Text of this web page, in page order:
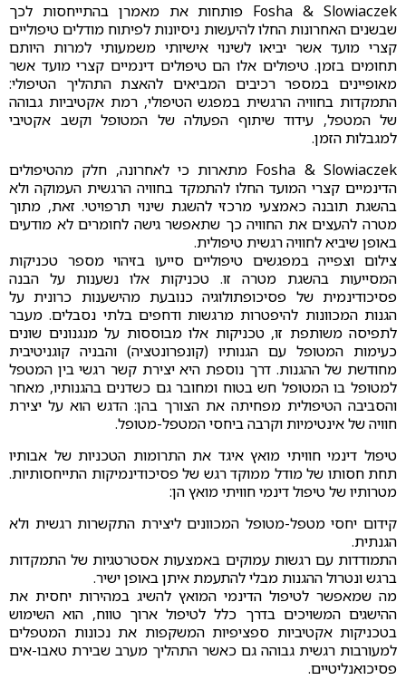
Fosha & Slowiaczek פותחות את מאמרן בהתייחסות לכך
שבשנים האחרונות החלו להיעשות ניסיונות לפיתוח מודלים טיפוליים
קצרי מועד אשר יביאו לשינוי אישיותי משמעותי למרות היותם
תחומים בזמן. טיפולים אלו הם טיפולים דינמיים קצרי מועד אשר
מאופיינים במספר רכיבים המביאים להאצת התהליך הטיפולי:
התמקדות בחוויה הרגשית במפגש הטיפולי, רמת אקטיביות גבוהה
של המטפל, עידוד שיתוף הפעולה של המטופל וקשב אקטיבי
למגבלות הזמן.
Fosha & Slowiaczek מתארות כי לאחרונה, חלק מהטיפולים
הדינמיים קצרי המועד החלו להתמקד בחוויה הרגשית העמוקה ולא
בהשגת תובנה כאמצעי מרכזי להשגת שינוי תרפויטי. זאת, מתוך
מטרה להעצים את החוויה כך שתאפשר גישה לחומרים לא מודעים
באופן שיביא לחוויה רגשית טיפולית.
צילום וצפייה במפגשים טיפוליים סייעו בזיהוי מספר טכניקות
המסייעות בהשגת מטרה זו. טכניקות אלו נשענות על הבנה
פסיכודינמית של פסיכופתולוגיה כנובעת מהישענות כרונית על
הגנות המכוונות להיפטרות מרגשות ודחפים בלתי נסבלים. מעבר
לתפיסה משותפת זו, טכניקות אלו מבוססות על מנגנונים שונים
כעימות המטופל עם הגנותיו (קונפרונטציה) והבניה קוגניטיבית
מחודשת של ההגנות. דרך נוספת היא יצירת קשר רגשי בין המטפל
למטופל בו המטופל חש בטוח ומחובר גם כשדנים בהגנותיו, מאחר
והסביבה הטיפולית מפחיתה את הצורך בהן: הדגש הוא על יצירת
חוויה של אינטימיות וקרבה ביחסי המטפל-מטופל.
טיפול דינמי חוויתי מואץ איגד את התרומות הטכניות של אבותיו
תחת חסותו של מודל ממוקד רגש של פסיכודינמיקות התייחסותיות.
מטרותיו של טיפול דינמי חוויתי מואץ הן:
קידום יחסי מטפל-מטופל המכוונים ליצירת התקשרות רגשית ולא
הגנתית.
התמודדות עם רגשות עמוקים באמצעות אסטרטגיות של התמקדות
ברגש ונטרול ההגנות מבלי להתעמת איתן באופן ישיר.
מה שמאפשר לטיפול הדינמי המואץ להשיג במהירות יחסית את
ההישגים המשויכים בדרך כלל לטיפול ארוך טווח, הוא השימוש
בטכניקות אקטיביות ספציפיות המשקפות את נכונות המטפלים
למעורבות רגשית גבוהה גם כאשר התהליך מערב שבירת טאבו-אים
פסיכואנליטיים.